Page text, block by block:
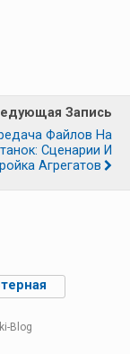
Запись
Файлов На
Сценарии И
Агрегатов
Blog